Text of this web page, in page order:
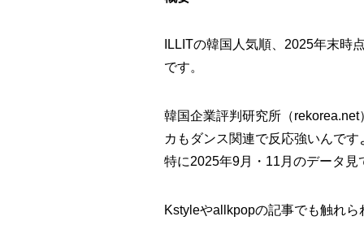
ILLITの韓国人気順、2025年末時
です。
韓国企業評判研究所（
カもダンス関連で反応強いんです
特に2025年9月・11月のデータ見
Kstyleやallkpopの記事でも触れ